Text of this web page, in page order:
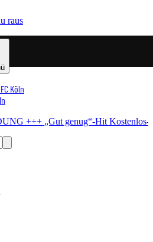
raus
Köln
HitKostenlos-Konzert in Köln